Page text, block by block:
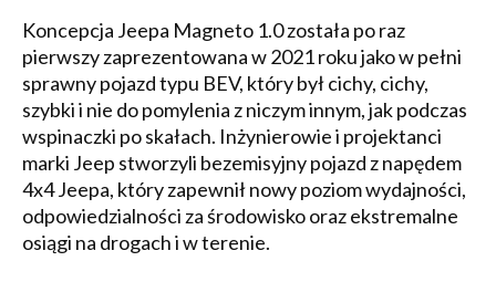
Koncepcja Jeepa Magneto 1.0 została po raz
pierwszy zaprezentowana w 2021 roku jako w pełni
sprawny pojazd typu BEV, który był cichy, cichy,
szybki i nie do pomylenia z niczym innym, jak podczas
wspinaczki po skałach. Inżynierowie i projektanci
marki Jeep stworzyli bezemisyjny pojazd z napędem
4x4 Jeepa, który zapewnił nowy poziom wydajności,
odpowiedzialności za środowisko oraz ekstremalne
osiągi na drogach i w terenie.